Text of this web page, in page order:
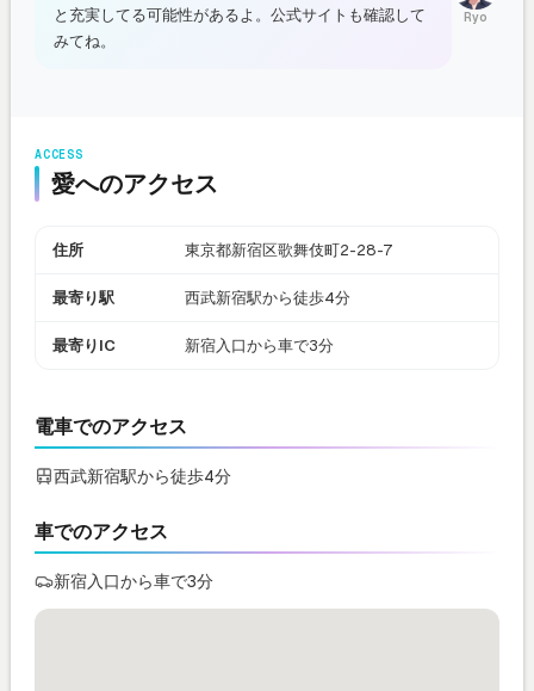
Ryo
と充実してる可能性があるよ。公式サイトも確認して
みてね。
ACCESS
愛へのアクセス
住所 東京都新宿区歌舞伎町2-28-7
最寄り駅 西武新宿駅から徒歩4分
最寄りIC 新宿入口から車で3分
電車でのアクセス
西武新宿駅から徒歩4分
車でのアクセス
新宿入口から車で3分